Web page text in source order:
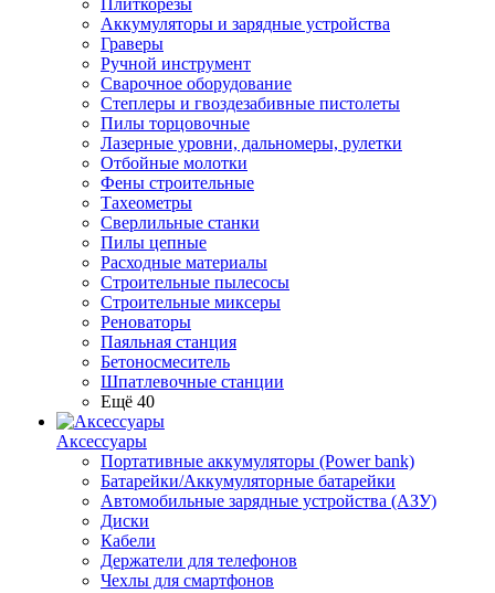
Плиткорезы
Аккумуляторы и зарядные устройства
Граверы
Ручной инструмент
Сварочное оборудование
Степлеры и гвоздезабивные пистолеты
Пилы торцовочные
Лазерные уровни, дальномеры, рулетки
Отбойные молотки
Фены строительные
Тахеометры
Сверлильные станки
Пилы цепные
Расходные материалы
Строительные пылесосы
Строительные миксеры
Реноваторы
Паяльная станция
Бетоносмеситель
Шпатлевочные станции
Ещё 40
Аксессуары
Портативные аккумуляторы (Power bank)
Батарейки/Аккумуляторные батарейки
Автомобильные зарядные устройства (АЗУ)
Диски
Кабели
Держатели для телефонов
Чехлы для смартфонов